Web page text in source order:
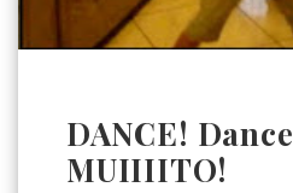
DANCE! Dance
MUIIIITO!